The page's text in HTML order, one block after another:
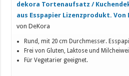
dekora Tortenaufsatz /
aus Esspapier Lizenzprodukt. Von
von DeKora
Rund, mit 20 cm Durchmesser.
Frei von Gluten, Laktose und
Für Vegetarier geeignet.